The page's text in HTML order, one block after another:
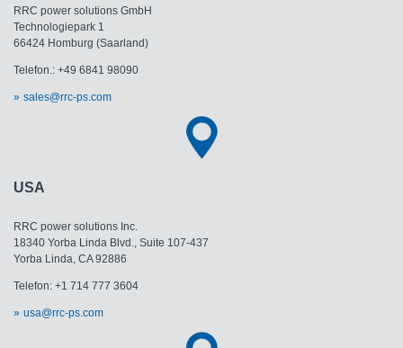
RRC power solutions GmbH
Technologiepark 1
66424 Homburg (Saarland)
Telefon.: +49 6841 98090
sales@rrc-ps.com
USA
RRC power solutions Inc.
18340 Yorba Linda Blvd., Suite 107-437
Yorba Linda, CA 92886
Telefon: +1 714 777 3604
usa@rrc-ps.com